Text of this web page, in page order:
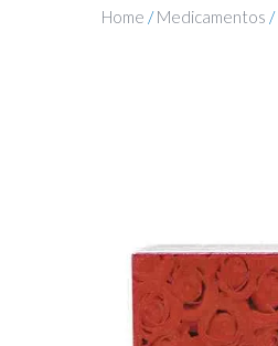
Home /Medicamentos /